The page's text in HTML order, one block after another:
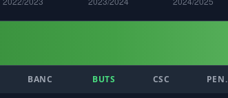
BANC BUTS CSC PEN.